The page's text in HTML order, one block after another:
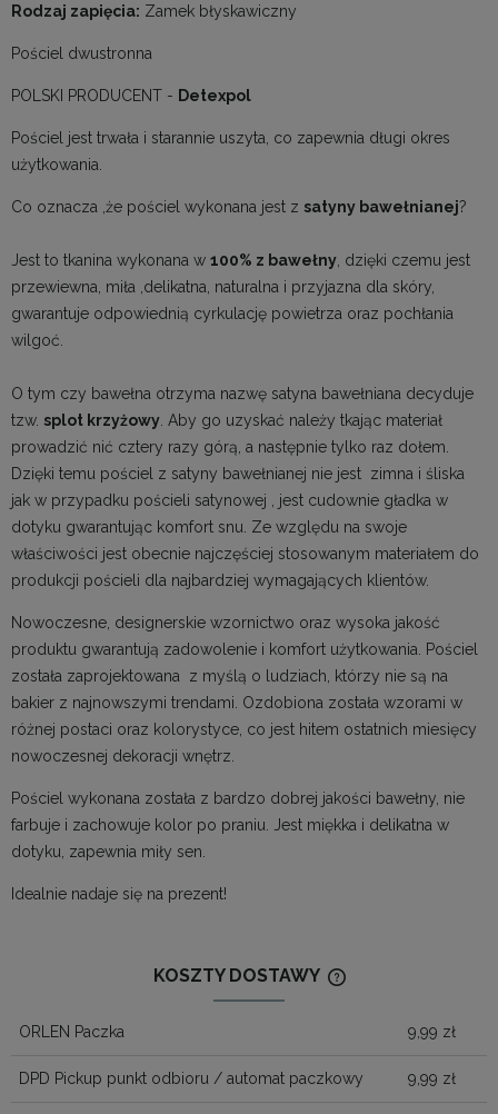
Rodzaj zapięcia: Zamek błyskawiczny
Pościel dwustronna
POLSKI PRODUCENT - Detexpol
Pościel jest trwała i starannie uszyta, co zapewnia długi okres
użytkowania.
Co oznacza ,że pościel wykonana jest z satyny bawełnianej?
Jest to tkanina wykonana w 100% z bawełny , dzięki czemu jest
przewiewna, miła ,delikatna, naturalna i przyjazna dla skóry,
gwarantuje odpowiednią cyrkulację powietrza oraz pochłania
wilgoć.
O tym czy bawełna otrzyma nazwę satyna bawełniana decyduje
tzw. splot krzyżowy . Aby go uzyskać należy tkając materiał
prowadzić nić cztery razy górą, a następnie tylko raz dołem.
Dzięki temu pościel z satyny bawełnianej nie jest zimna i śliska
jak w przypadku pościeli satynowej , jest cudownie gładka w
dotyku gwarantując komfort snu. Ze względu na swoje
właściwości jest obecnie najczęściej stosowanym materiałem do
produkcji pościeli dla najbardziej wymagających klientów.
Nowoczesne, designerskie wzornictwo oraz wysoka jakość
produktu gwarantują zadowolenie i komfort użytkowania. Pościel
została zaprojektowana z myślą o ludziach, którzy nie są na
bakier z najnowszymi trendami. Ozdobiona została wzorami w
różnej postaci oraz kolorystyce, co jest hitem ostatnich miesięcy
nowoczesnej dekoracji wnętrz.
Pościel wykonana została z bardzo dobrej jakości bawełny, nie
farbuje i zachowuje kolor po praniu. Jest miękka i delikatna w
dotyku, zapewnia miły sen.
Idealnie nadaje się na prezent!
KOSZTY DOSTAWY
ORLEN Paczka 9,99 zł
DPD Pickup punkt odbioru / automat paczkowy 9,99 zł